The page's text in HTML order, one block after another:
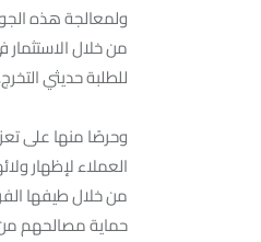
من خلال
للطلبة حديثي التخرج.
وحرصًا منها على
العملاء لإظهار
من خلال طيفها
حماية مصالحهم